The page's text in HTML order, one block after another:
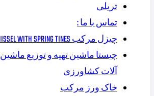
تریلی
تماس با ما :
چیزل مرکب CHISSEL WITH SPRING TINES
چیستا ماشین تهیه و توزیع ماشین
آلات کشاورزی
خاک ورز مرکب